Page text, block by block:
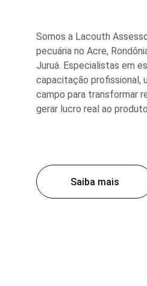
Somos a Lacouth
pecuária no Acre,
Juruá. Especialistas em
capacitação profissional,
campo para transformar
gerar lucro real ao
Saiba mais